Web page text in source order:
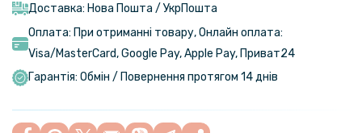
Доставка: Нова Пошта / УкрПошта
Оплата: При отриманні товару, Онлайн оплата:
Visa/MasterСard, Google Pay, Apple Pay, Приват24
Гарантія: Обмін / Повернення протягом 14 днів